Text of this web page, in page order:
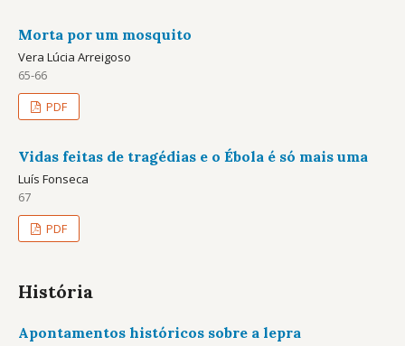
Morta por um mosquito
Vera Lúcia Arreigoso
65-66
PDF
Vidas feitas de tragédias e o Ébola é só mais uma
Luís Fonseca
67
PDF
História
Apontamentos históricos sobre a lepra